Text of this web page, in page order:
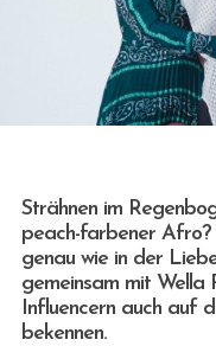
Strähnen im
peach-farbener
genau wie in der
gemeinsam mit Wella
Influencern auch auf
bekennen.